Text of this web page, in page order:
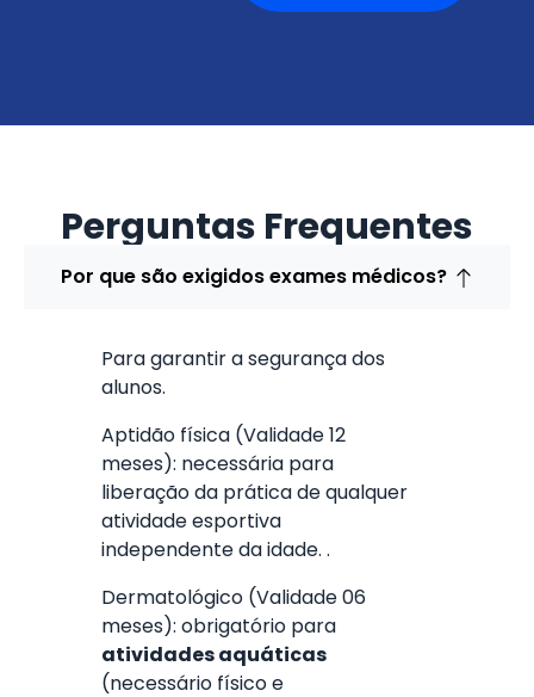
Perguntas Frequentes
Por que são exigidos exames médicos?
Para garantir a segurança dos
alunos.
Aptidão física (Validade 12
meses): necessária para
liberação da prática de qualquer
atividade esportiva
independente da idade. .
Dermatológico (Validade 06
meses): obrigatório para
atividades aquáticas
(necessário físico e